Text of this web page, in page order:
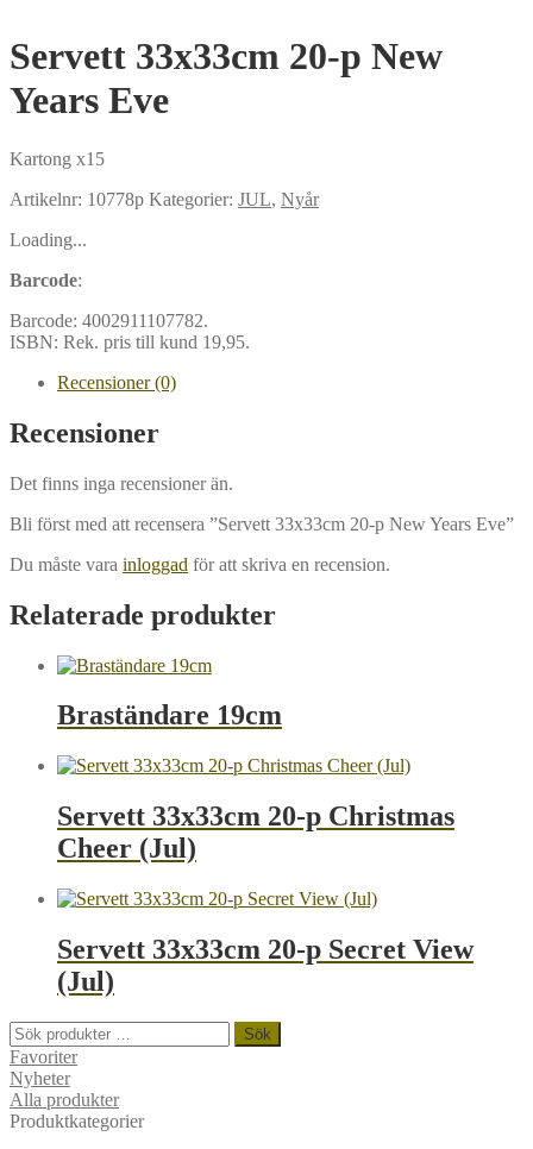
Servett 33x33cm 20-p New
Years Eve
Kartong x15
Artikelnr: 10778p Kategorier: JUL, Nyår
Loading...
Barcode:
Barcode: 4002911107782.
ISBN: Rek. pris till kund 19,95.
Recensioner (0)
Recensioner
Det finns inga recensioner än.
Bli först med att recensera ”Servett 33x33cm 20-p New Years Eve”
Du måste vara inloggad för att skriva en recension.
Relaterade produkter
Braständare 19cm
Servett 33x33cm 20-p Christmas
Cheer (Jul)
Servett 33x33cm 20-p Secret View
(Jul)
Sök
efter:
Sök
Favoriter
Nyheter
Alla produkter
Produktkategorier